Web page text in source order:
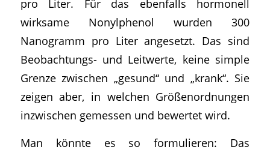
pro Liter. Für das ebenfalls hormonell
wirksame Nonylphenol wurden 300
Nanogramm pro Liter angesetzt. Das sind
Beobachtungs- und Leitwerte, keine simple
Grenze zwischen „gesund“ und „krank“. Sie
zeigen aber, in welchen Größenordnungen
inzwischen gemessen und bewertet wird.
Man könnte es so formulieren: Das